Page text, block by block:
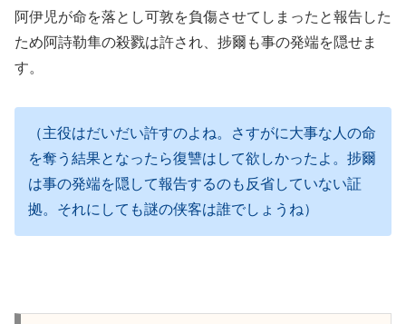
阿伊児が命を落とし可敦を負傷させてしまったと報告した
ため阿詩勒隼の殺戮は許され、捗爾も事の発端を隠せま
す。
（主役はだいだい許すのよね。さすがに大事な人の命
を奪う結果となったら復讐はして欲しかったよ。捗爾
は事の発端を隠して報告するのも反省していない証
拠。それにしても謎の侠客は誰でしょうね）